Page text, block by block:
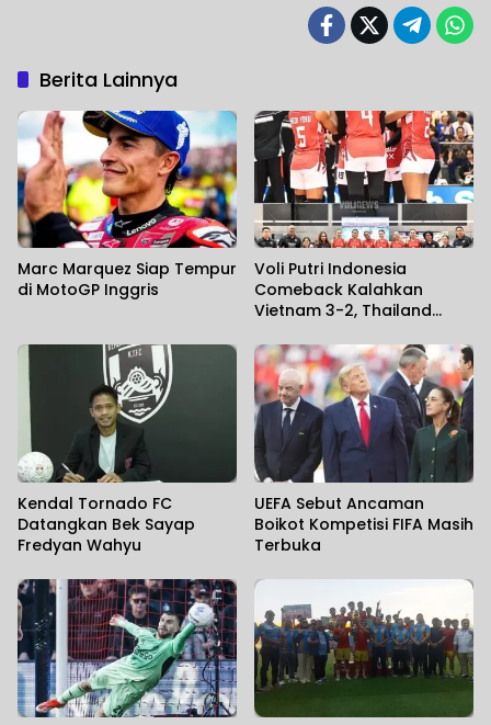
Berita Lainnya
Marc Marquez Siap Tempur
di MotoGP Inggris
Voli Putri Indonesia
Comeback Kalahkan
Vietnam 3-2, Thailand
Cup 2026
Kendal Tornado FC
Datangkan Bek Sayap
Fredyan Wahyu
UEFA Sebut Ancaman
Boikot Kompetisi FIFA Masih
Terbuka